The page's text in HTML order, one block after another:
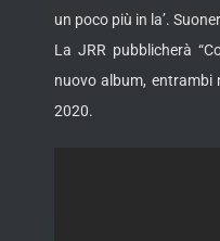
un poco più in la’.
La JRR pubblicherà
nuovo album, entrambi
2020.